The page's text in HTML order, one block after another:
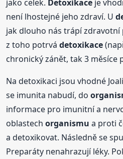
jako celek. Detoxikace je
není lhostejné jeho zdraví. U
jak dlouho nás trápí
z toho potrvádetoxikace
chronický zánět, tak 3 měsíce
Na detoxikaci jsou vhodné
se imunita nabudí, do
informace pro imunitní a
oblastechorganismu a proti
a detoxikovat. Následně se
Preparáty nenahrazují léky.